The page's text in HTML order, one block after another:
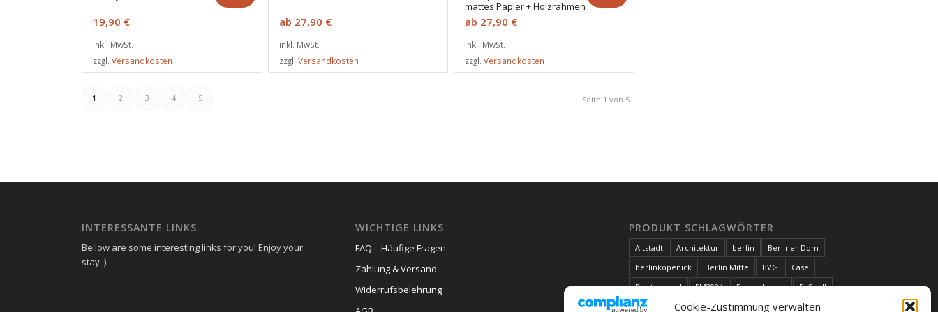
Cookie-Zustimmung verwalten
19,90 €
inkl. MwSt.
zzgl. Versandkosten
ab 27,90 €
inkl. MwSt.
zzgl. Versandkosten
mattes Papier + Holzrahmen
ab 27,90 €
inkl. MwSt.
zzgl. Versandkosten
Seite 1 von 5
1 2 3 4 5
INTERESSANTE LINKS
Bellow are some interesting links for you! Enjoy your
stay :)
WICHTIGE LINKS
FAQ – Häufige Fragen
Zahlung & Versand
Widerrufsbelehrung
PRODUKT SCHLAGWÖRTER
Altstadt Architektur berlin
Berliner Dom
berlinköpenick
Berlin Mitte BVG
Case
Deutschland
EM2024 Fernsehturm
Fußball
Handyhülle
Herbst köpenick Rahnsdorf